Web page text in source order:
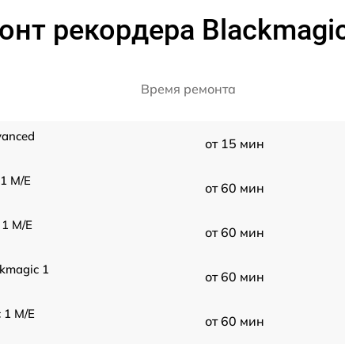
рекордера
Время ремонта
от 15 мин
M/E
от 60 мин
M/E
от 60 мин
1
от 60 мин
M/E
от 60 мин